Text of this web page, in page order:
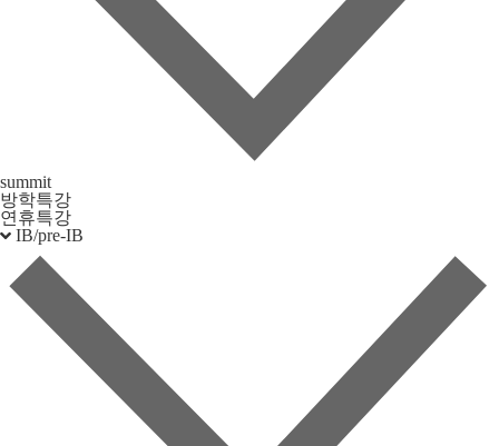
summit
방학특강
연휴특강
IB/pre-IB